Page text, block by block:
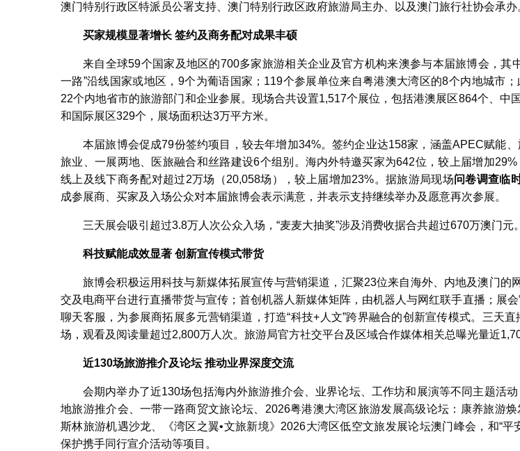
澳门特别行政区特派员公署支持、澳门特别行政区政府旅游局主办、以及澳门旅行社协会承办
买家规模显著增长 签约及商务配对成果丰硕
来自全球59个国家及地区的700多家旅游相关企业及官方机构来澳参与本届旅博会，其
一路”沿线国家或地区，9个为葡语国家；119个参展单位来自粤港澳大湾区的8个内地城市；
22个内地省市的旅游部门和企业参展。现场合共设置1,517个展位，包括港澳展区864个、中
和国际展区329个，展场面积达3万平方米。
本届旅博会促成79份签约项目，较去年增加34%。签约企业达158家，涵盖APEC赋能
旅业、一展两地、医旅融合和丝路建设6个组别。海内外特邀买家为642位，较上届增加29%
线上及线下商务配对超过2万场（20,058场），较上届增加23%。据旅游局现场 问卷调查临
成参展商、买家及入场公众对本届旅博会表示满意，并表示支持继续举办及愿意再次参展。
三天展会吸引超过3.8万人次公众入场，“麦麦大抽奖”涉及消费收据合共超过670万澳门元。
科技赋能成效显著 创新宣传模式带货
旅博会积极运用科技与新媒体拓展宣传与营销渠道，汇聚23位来自海外、内地及澳门的
交及电商平台进行直播带货与宣传；首创机器人新媒体矩阵，由机器人与网红联手直播；展
聊天客服，为参展商拓展多元营销渠道，打造“科技+人文”跨界融合的创新宣传模式。三天
场，观看及阅读量超过2,800万人次。旅游局官方社交平台及区域合作媒体相关总曝光量近
近130场旅游推介及论坛 推动业界深度交流
会期内举办了近130场包括海内外旅游推介会、业界论坛、工作坊和展演等不同主题活
地旅游推介会、一带一路商贸文旅论坛、2026粤港澳大湾区旅游发展高级论坛：康养旅游
斯林旅游机遇沙龙、《湾区之翼•文旅新境》2026大湾区低空文旅发展论坛澳门峰会，和“
保护携手同行宣介活动等项目。